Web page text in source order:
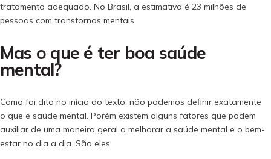
tratamento adequado. No Brasil, a estimativa é 23 milhões de
pessoas com transtornos mentais.
Mas o que é ter boa saúde
mental?
Como foi dito no início do texto, não podemos definir exatamente
o que é saúde mental. Porém existem alguns fatores que podem
auxiliar de uma maneira geral a melhorar a saúde mental e o bem-
estar no dia a dia. São eles: